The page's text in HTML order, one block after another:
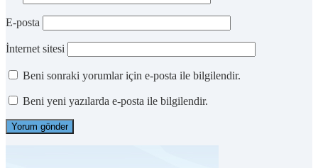
E-posta
İnternet sitesi
Beni sonraki yorumlar için e-posta ile bilgilendir.
Beni yeni yazılarda e-posta ile bilgilendir.